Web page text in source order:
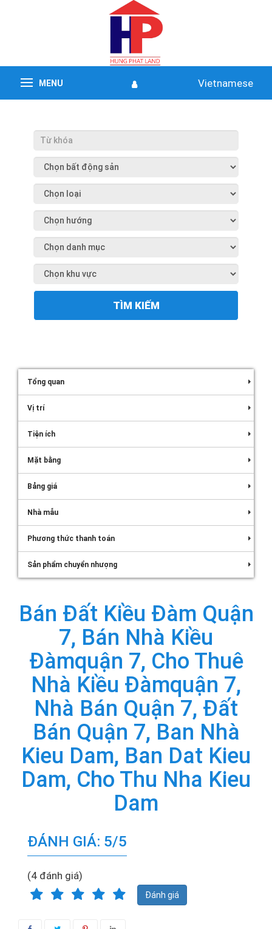
MENU Vietnamese
TÌM KIẾM
Tổng quan
Vị trí
Tiện ích
Mặt bằng
Bảng giá
Nhà mẫu
Phương thức thanh toán
Sản phẩm chuyển nhượng
Bán Đất Kiều Đàm Quận
7, Bán Nhà Kiều
Đàmquận 7, Cho Thuê
Nhà Kiều Đàmquận 7,
Nhà Bán Quận 7, Đất
Bán Quận 7, Ban Nhà
Kieu Dam, Ban Dat Kieu
Dam, Cho Thu Nha Kieu
Dam
ĐÁNH GIÁ: 5/5
(4 đánh giá)
Đánh giá